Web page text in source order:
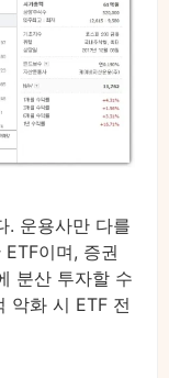
. 운용사만 다를
이며, 증권
분산 투자할 수
악화 시 ETF 전